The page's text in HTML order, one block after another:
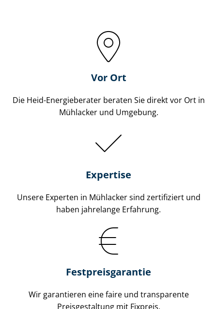
Vor Ort
Die Heid-Energieberater beraten Sie direkt vor Ort in
Mühlacker und Umgebung.
Expertise
Unsere Experten in Mühlacker sind zertifiziert und
haben jahrelange Erfahrung.
Fest­preis­ga­ran­tie
Wir garantieren eine faire und transparente
Preisgestaltung mit Fixpreis.